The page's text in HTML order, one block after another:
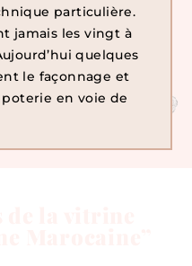
particulière.
jamais les vingt à
quelques
le façonnage et
en voie de